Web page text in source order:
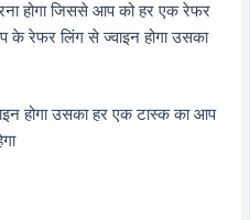
होगा जिससे आप को हर एक रेफर
के रेफर लिंग से ज्वाइन होगा उसका
होगा उसका हर एक टास्क का आप